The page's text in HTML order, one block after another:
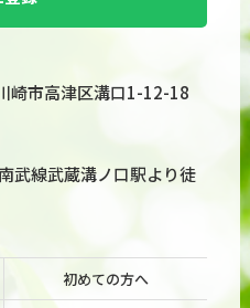
崎市高津区溝口1-12-18
武線武蔵溝ノ口駅より徒
初めての方へ